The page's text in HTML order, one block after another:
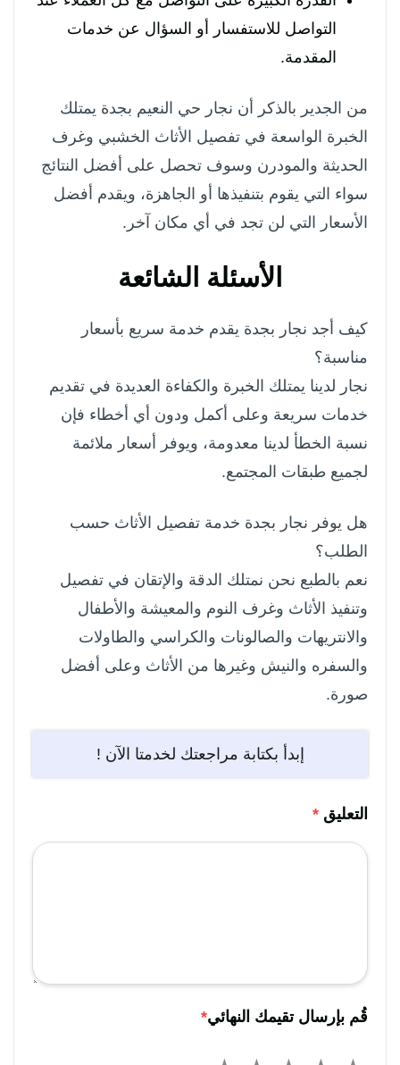
التواصل للاستفسار أو السؤال عن خدمات
المقدمة.
من الجدير بالذكر أن نجار حي النعيم بجدة يمتلك
الخبرة الواسعة في تفصيل الأثاث الخشبي وغرف
الحديثة والمودرن وسوف تحصل على أفضل النتائج
سواء التي يقوم بتنفيذها أو الجاهزة، ويقدم أفضل
الأسعار التي لن تجد في أي مكان آخر.
الأسئلة الشائعة
كيف أجد نجار بجدة يقدم خدمة سريع بأسعار
مناسبة؟
نجار لدينا يمتلك الخبرة والكفاءة العديدة في تقديم
خدمات سريعة وعلى أكمل ودون أي أخطاء فإن
نسبة الخطأ لدينا معدومة، ويوفر أسعار ملائمة
لجميع طبقات المجتمع.
هل يوفر نجار بجدة خدمة تفصيل الأثاث حسب
الطلب؟
نعم بالطبع نحن نمتلك الدقة والإتقان في تفصيل
وتنفيذ الأثاث وغرف النوم والمعيشة والأطفال
والانتريهات والصالونات والكراسي والطاولات
والسفره والنيش وغيرها من الأثاث وعلى أفضل
صورة.
إبدأ بكتابة مراجعتك لخدمتا الآن !
التعليق *
قُم بإرسال تقيمك النهائي*